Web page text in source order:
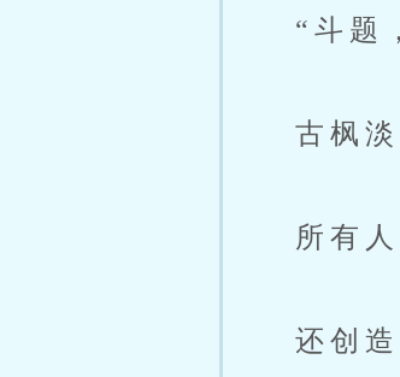
“斗题，
古枫淡
所有人
还创造